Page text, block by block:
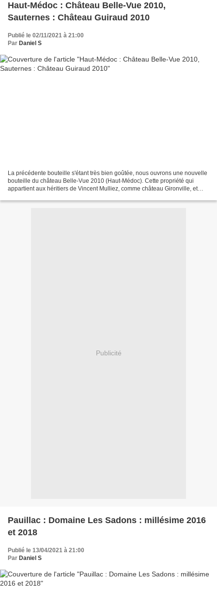
Haut-Médoc : Château Belle-Vue 2010,
Sauternes : Château Guiraud 2010
Publié le 02/11/2021 à 21:00
Par Daniel S
La précédente bouteille s'étant très bien goûtée, nous ouvrons une nouvelle
bouteille du château Belle-Vue 2010 (Haut-Médoc). Cette propriété qui
appartient aux héritiers de Vincent Mulliez, comme château Gironville, et
Publicité
Pauillac : Domaine Les Sadons : millésime 2016
et 2018
Publié le 13/04/2021 à 21:00
Par Daniel S